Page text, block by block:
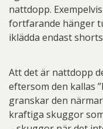
nattdopp.
fortfarande hänger
iklädda endast
Att det är nattdopp
eftersom den kallas
granskar den
kraftiga skuggor